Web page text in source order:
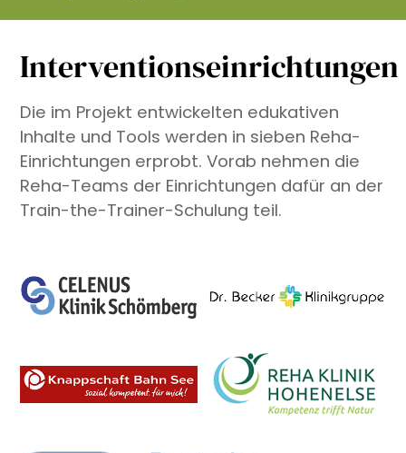
Interventionseinrichtungen
Die im Projekt entwickelten edukativen
Inhalte und Tools werden in sieben Reha-
Einrichtungen erprobt. Vorab nehmen die
Reha-Teams der Einrichtungen dafür an der
Train-the-Trainer-Schulung teil.